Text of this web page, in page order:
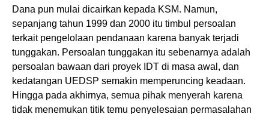
Dana pun mulai dicairkan kepada KSM. Namun,
sepanjang tahun 1999 dan 2000 itu timbul persoalan
terkait pengelolaan pendanaan karena banyak terjadi
tunggakan. Persoalan tunggakan itu sebenarnya adalah
persoalan bawaan dari proyek IDT di masa awal, dan
kedatangan UEDSP semakin memperuncing keadaan.
Hingga pada akhirnya, semua pihak menyerah karena
tidak menemukan titik temu penyelesaian permasalahan